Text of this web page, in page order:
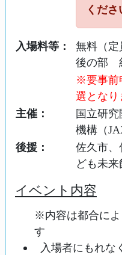
くださ
入場料等：
無料（定
後の部
※要事前
選となり
主催：
国立研
機構（
後援：
佐久市、
ども未来
イベント内容
※内容は都合によ
す
入場者にもれな